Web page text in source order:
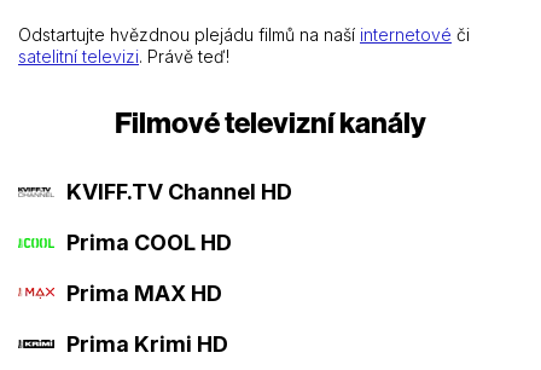
Odstartujte hvězdnou plejádu filmů na naší internetové či
satelitní televizi. Právě teď!
Filmové televizní kanály
KVIFF.TV Channel HD
Prima COOL HD
Prima MAX HD
Prima Krimi HD